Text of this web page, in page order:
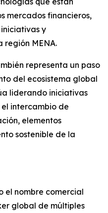
mercados financieros,
iniciativas y
región MENA.
representa un paso
del ecosistema global
liderando iniciativas
intercambio de
elementos
sostenible de la
el nombre comercial
global de múltiples